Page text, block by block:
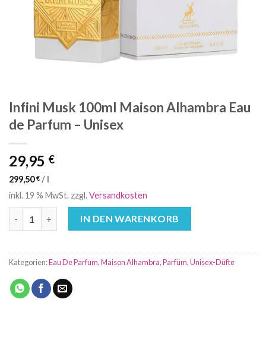
Infini Musk 100ml Maison Alhambra Eau
de Parfum – Unisex
29,95 €
299,50€ / l
inkl. 19 % MwSt. zzgl.Versandkosten
IN DEN WARENKORB
Kategorien:Eau De Parfum,Maison Alhambra,Parfüm,Unisex-Düfte